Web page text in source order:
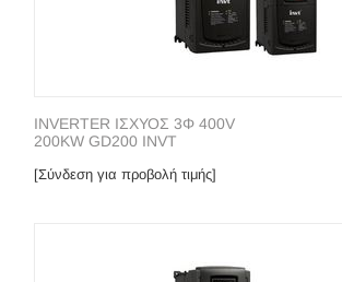
INVERTER ΙΣΧΥΟΣ 3Φ 400V
200KW GD200 INVT
[Σύνδεση για προβολή τιμής]